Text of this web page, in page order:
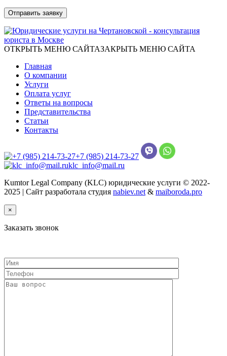
ОТКРЫТЬ МЕНЮ САЙТАЗАКРЫТЬ МЕНЮ САЙТА
Главная
О компании
Услуги
Оплата услуг
Ответы на вопросы
Представительства
Статьи
Контакты
+7 (985) 214-73-27
klc_info@mail.ru
Kumtor Legal Company (KLC) юридические услуги © 2022-
2025 | Сайт разработала студия nabiev.net & maiboroda.pro
×
Заказать звонок